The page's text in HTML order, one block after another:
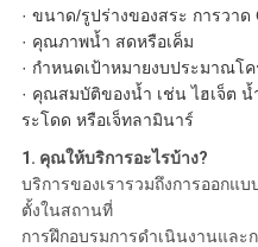
· ขนาด/รูปร่างของสระ การวาด
· คุณภาพน้ำ สดหรือเค็ม
· กำหนดเป้าหมายงบประมาณโ
· คุณสมบัติของน้ำ เช่น ไฮเจ็ต
ระโดด หรือเจ็ทลามินาร์
1. คุณให้บริการอะไรบ้าง?
บริการของเรารวมถึงการออกแ
ตั้งในสถานที่
การฝึกอบรมการดำเนินงานและ